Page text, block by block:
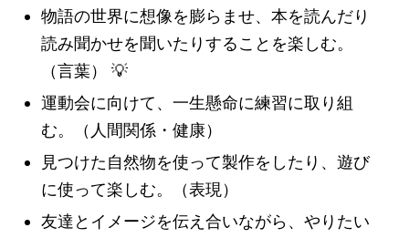
物語の世界に想像を膨らませ、本を読んだり
読み聞かせを聞いたりすることを楽しむ。
（言葉） 💡
運動会に向けて、一生懸命に練習に取り組
む。（人間関係・健康）
見つけた自然物を使って製作をしたり、遊び
に使って楽しむ。（表現）
友達とイメージを伝え合いながら、やりたい